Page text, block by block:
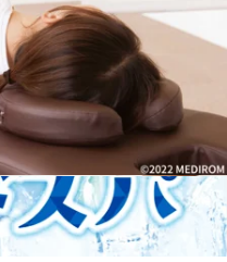
状況
せです☆13：40～18：00の
間のご希望であれば、お
のご来店心よりお待ちし
＿＿＿＿＿＿＿＿＿＿＿
＿＿＿＿＿＿＿＿＿＿＿＿
！Re.Ra.Ku新丸子店住
７５２-３ハイツ佐藤 １
状況
スガワラです！今日も天気